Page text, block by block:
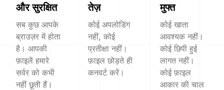
और सुरक्षित
सब कुछ आपके
ब्राउज़र में होता
है। आपकी
फ़ाइलें हमारे
सर्वर को कभी
नहीं छूती हैं।
तेज़
कोई अपलोडिंग
नहीं, कोई
प्रतीक्षा नहीं।
फ़ाइल छोड़ते ही
कनवर्ट करें।
मुफ्त
कोई खाता
आवश्यक नहीं।
कोई छिपी हुई
लागत नहीं।
कोई फ़ाइल
आकार की चाल